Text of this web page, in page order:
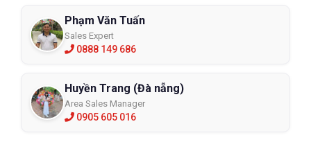
Phạm Văn Tuấn
Sales Expert
0888 149 686
Huyền Trang (Đà nẵng)
Area Sales Manager
0905 605 016